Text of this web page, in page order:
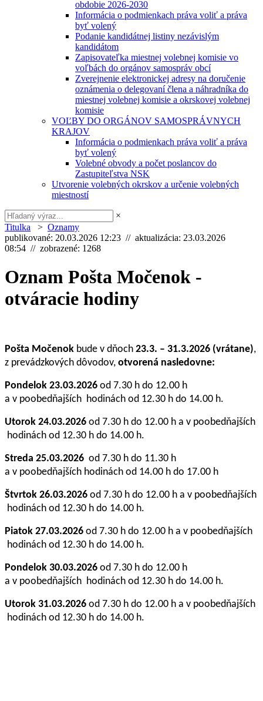
obdobie 2026-2030
Informácia o podmienkach práva voliť a práva
byť volený
Podanie kandidátnej listiny nezávislým
kandidátom
Zapisovateľka miestnej volebnej komisie vo
voľbách do orgánov samospráv obcí
Zverejnenie elektronickej adresy na doručenie
oznámenia o delegovaní člena a náhradníka do
miestnej volebnej komisie a okrskovej volebnej
komisie
VOĽBY DO ORGÁNOV SAMOSPRÁVNYCH
KRAJOV
Informácia o podmienkach práva voliť a práva
byť volený
Volebné obvody a počet poslancov do
Zastupiteľstva NSK
Utvorenie volebných okrskov a určenie volebných
miestností
×
Titulka > Oznamy
publikované: 20.03.2026 12:23 // aktualizácia: 23.03.2026
08:54 // zobrazené: 1268
Oznam Pošta Močenok -
otváracie hodiny
Pošta Močenok bude v dňoch 23.3. – 31.3.2026 (vrátane),
z prevádzkových dôvodov, otvorená nasledovne:
Pondelok 23.03.2026 od 7.30 h do 12.00 h
a v poobedňajších hodinách od 12.30 h do 14.00 h.
Utorok 24.03.2026 od 7.30 h do 12.00 h a v poobedňajších
hodinách od 12.30 h do 14.00 h.
Streda 25.03.2026 od 7.30 h do 11.30 h
a v poobedňajších hodinách od 14.00 h do 17.00 h
Štvrtok 26.03.2026 od 7.30 h do 12.00 h a v poobedňajších
hodinách od 12.30 h do 14.00 h.
Piatok 27.03.2026 od 7.30 h do 12.00 h a v poobedňajších
hodinách od 12.30 h do 14.00 h.
Pondelok 30.03.2026 od 7.30 h do 12.00 h
a v poobedňajších hodinách od 12.30 h do 14.00 h.
Utorok 31.03.2026 od 7.30 h do 12.00 h a v poobedňajších
hodinách od 12.30 h do 14.00 h.